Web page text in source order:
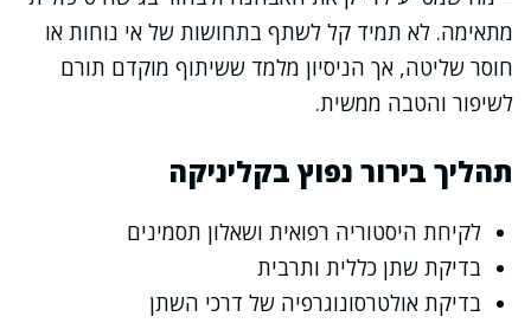
מתאימה. לא תמיד קל לשתף בתחושות של אי נוחות או
חוסר שליטה, אך הניסיון מלמד ששיתוף מוקדם תורם
לשיפור והטבה ממשית.
תהליך בירור נפוץ בקליניקה
לקיחת היסטוריה רפואית ושאלון תסמינים
בדיקת שתן כללית ותרבית
בדיקת אולטרסונוגרפיה של דרכי השתן